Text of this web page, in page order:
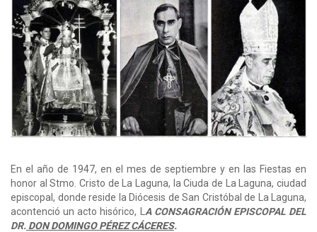
En el año de 1947, en el mes de septiembre y en las Fiestas en
honor al Stmo. Cristo de La Laguna, la Ciuda de La Laguna, ciudad
episcopal, donde reside la Diócesis de San Cristóbal de La Laguna,
acontenció un acto hisórico, L A CONSAGRACIÓN EPISCOPAL DEL
DR. DON DOMINGO PÉREZ CÁCERES.